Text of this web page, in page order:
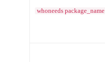
whoneeds package_name